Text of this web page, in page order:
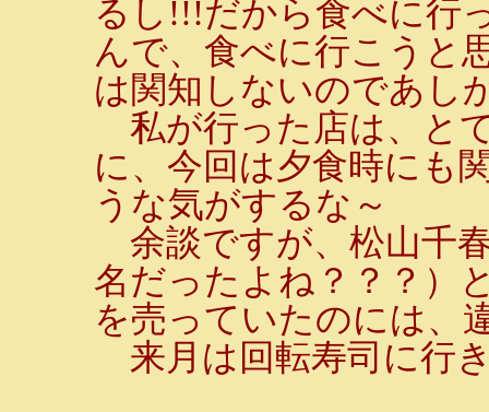
るし!!!だから食べに行
んで、食べに行こうと
は関知しないのであし
私が行った店は、と
に、今回は夕食時にも
うな気がするな～
余談ですが、松山千
名だったよね？？？）
を売っていたのには、
来月は回転寿司に行